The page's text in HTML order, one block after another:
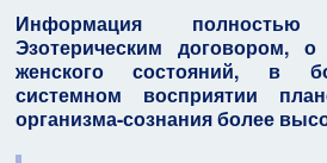
Информация
Эзотерическим договором,
женского состояний, в
системном восприятии
организма-сознания более